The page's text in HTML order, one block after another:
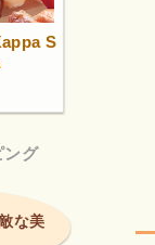
S
ング
な美